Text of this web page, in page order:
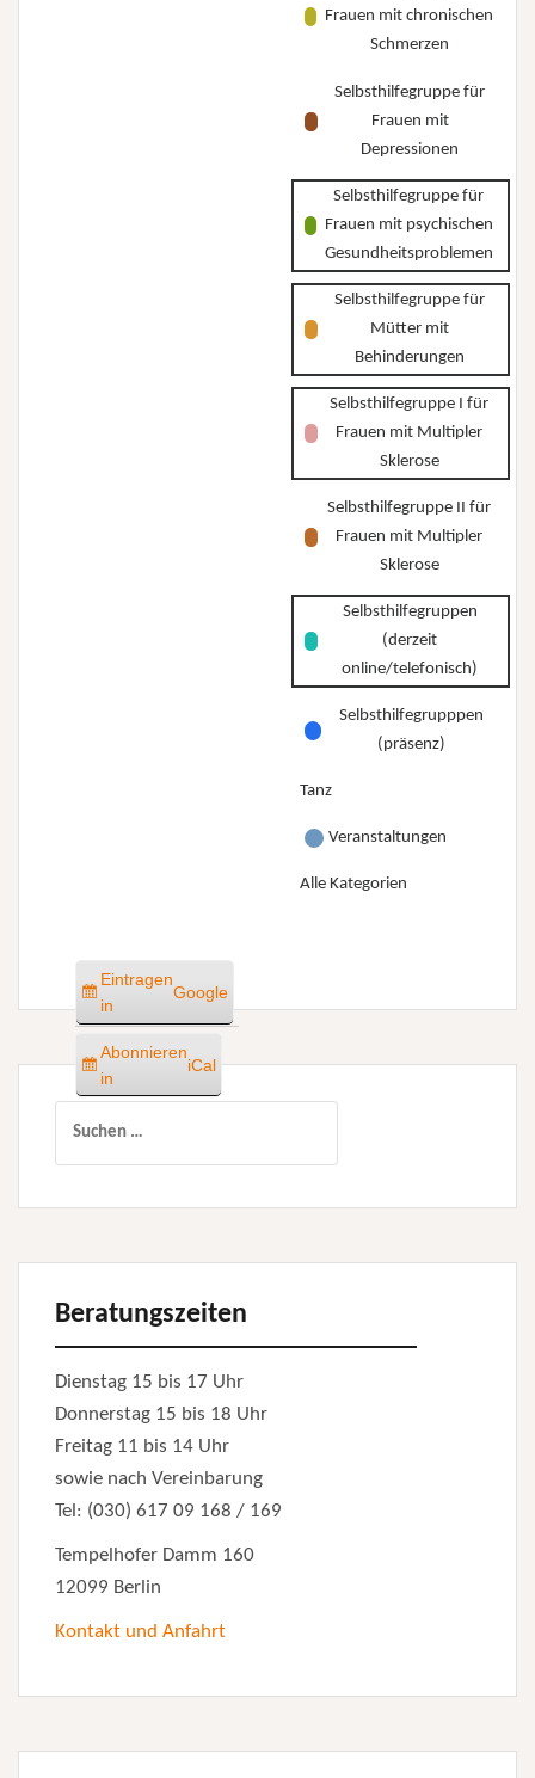
Frauen mit chronischen
Schmerzen
Selbsthilfegruppe für
Frauen mit
Depressionen
Selbsthilfegruppe für
Frauen mit psychischen
Gesundheitsproblemen
Selbsthilfegruppe für
Mütter mit
Behinderungen
Selbsthilfegruppe I für
Frauen mit Multipler
Sklerose
Selbsthilfegruppe II für
Frauen mit Multipler
Sklerose
Selbsthilfegruppen
(derzeit
online/telefonisch)
Selbsthilfegrupppen
(präsenz)
Tanz
Veranstaltungen
Alle Kategorien
Eintragen
in
Google
Abonnieren
in
iCal
Beratungszeiten
Dienstag 15 bis 17 Uhr
Donnerstag 15 bis 18 Uhr
Freitag 11 bis 14 Uhr
sowie nach Vereinbarung
Tel: (030) 617 09 168 / 169
Tempelhofer Damm 160
12099 Berlin
Kontakt und Anfahrt